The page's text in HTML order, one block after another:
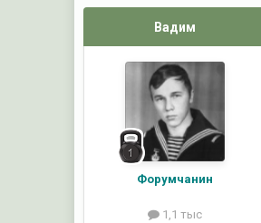
Вадим
Форумчанин
1,1 тыс